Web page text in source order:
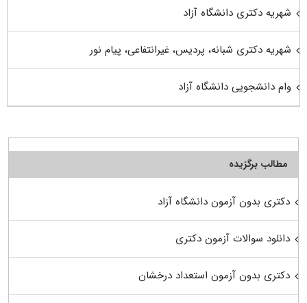
شهریه دکتری دانشگاه آزاد
شهریه دکتری شبانه، پردیس، غیرانتفاعی، پیام نور
وام دانشجویی دانشگاه آزاد
مطالب برگزیده
دکتری بدون آزمون دانشگاه آزاد
دانلود سوالات آزمون دکتری
دکتری بدون آزمون استعداد درخشان